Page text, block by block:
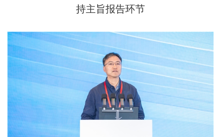
持主旨报告环节